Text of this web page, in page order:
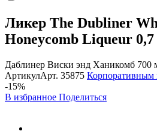
Ликер The Dubliner
Honeycomb Liqueur
Даблинер Виски энд Ханикомб 700
АртикулАрт. 35875 Корпоративным
-15%
В избранное Поделиться